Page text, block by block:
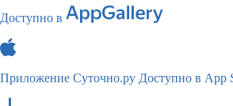
Доступно в
Приложение Суточно.ру Доступно в App